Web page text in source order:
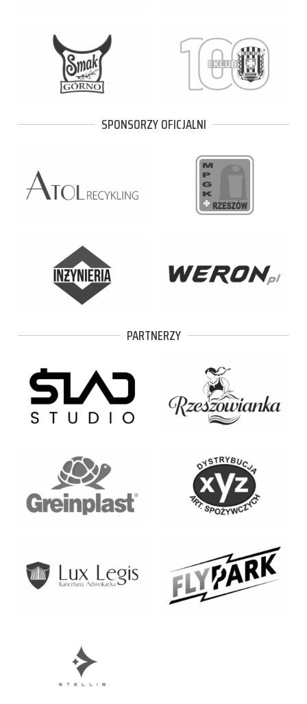
SPONSORZY OFICJALNI
PARTNERZY